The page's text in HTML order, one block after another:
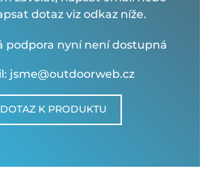
dotaz viz odkaz níže.
podpora nyní není dostupná
jsme@outdoorweb.cz
DOTAZ K PRODUKTU